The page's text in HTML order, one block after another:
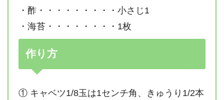
・酢・・・・・・・・・小さじ1
・海苔・・・・・・・・1枚
作り方
① キャベツ1/8玉は1センチ角、きゅうり1/2本